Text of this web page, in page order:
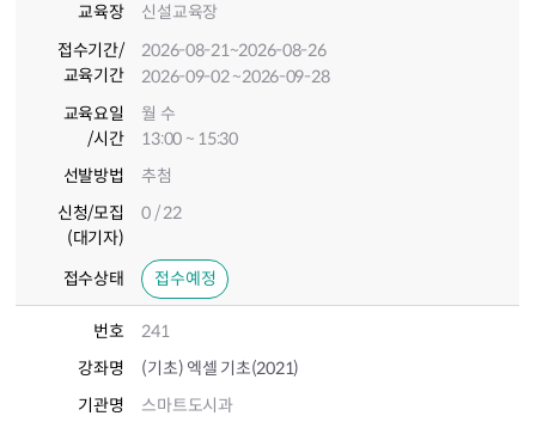
교육장
신설교육장
접수기간/
교육기간
2026-08-21~2026-08-26
2026-09-02~2026-09-28
교육요일
/시간
월 수
13:00 ~ 15:30
선발방법
추첨
신청/모집
(대기자)
0 / 22
접수상태 접수예정
번호
241
강좌명
(기초) 엑셀 기초(2021)
기관명
스마트도시과